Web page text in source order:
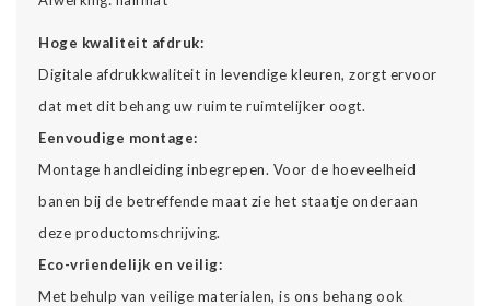
Hoge kwaliteit afdruk:
Digitale afdrukkwaliteit in levendige kleuren, zorgt ervoor
dat met dit behang uw ruimte ruimtelijker oogt.
Eenvoudige montage:
Montage handleiding inbegrepen. Voor de hoeveelheid
banen bij de betreffende maat zie het staatje onderaan
deze productomschrijving.
Eco-vriendelijk en veilig:
Met behulp van veilige materialen, is ons behang ook